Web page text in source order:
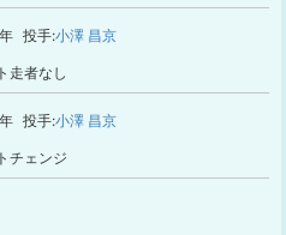
投手:小澤 昌京
走者なし
投手:小澤 昌京
チェンジ